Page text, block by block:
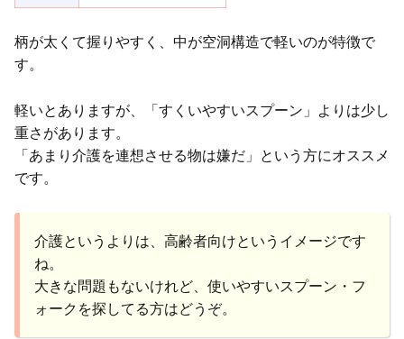
柄が太くて握りやすく、中が空洞構造で軽いのが特徴で
す。
軽いとありますが、「すくいやすいスプーン」よりは少し
重さがあります。
「あまり介護を連想させる物は嫌だ」という方にオススメ
です。
介護というよりは、高齢者向けというイメージです
ね。
大きな問題もないけれど、使いやすいスプーン・フ
ォークを探してる方はどうぞ。